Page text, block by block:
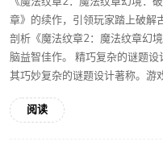
章》的续作，引领玩家踏上破解
剖析《魔法纹章2：魔法纹章幻
脑益智佳作。 精巧复杂的谜题
其巧妙复杂的谜题设计著称。游
阅读